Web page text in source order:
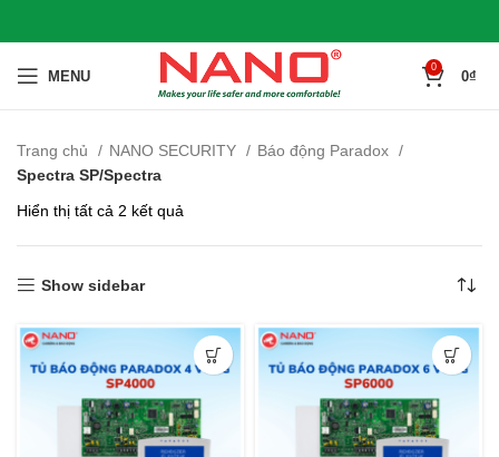
MENU
0
0₫
Trang chủ NANO SECURITY
Báo động Paradox
Spectra SP/Spectra
Hiển thị tất cả 2 kết quả
Show sidebar